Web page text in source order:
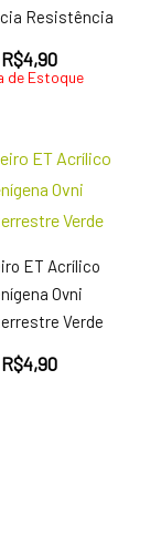
Resistência
R$4,90
de Estoque
ET Acrílico
Ovni
Verde
R$4,90